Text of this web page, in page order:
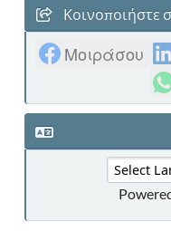
Κοινοποιήστε
Μοιράσου